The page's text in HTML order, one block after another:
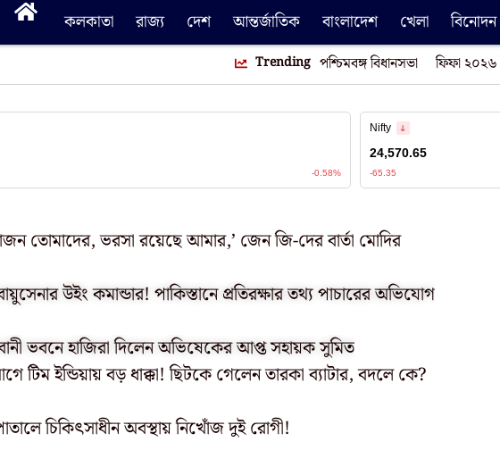
কলকাতা রাজ্য দেশ আন্তর্জাতিক বাংলাদেশ খেলা বিনোদন
Trending পশ্চিমবঙ্গ বিধানসভা ফিফা ২০২৬
তোমাদের, ভরসা রয়েছে আমার,’ জেন জি-দের বার্তা মোদির
উইং কমান্ডার! পাকিস্তানে প্রতিরক্ষার তথ্য পাচারের অভিযোগ
ভবনে হাজিরা দিলেন অভিষেকের আপ্ত সহায়ক সুমিত
টিম ইন্ডিয়ায় বড় ধাক্কা! ছিটকে গেলেন তারকা ব্যাটার, বদলে কে?
চিকিৎসাধীন অবস্থায় নিখোঁজ দুই রোগী!